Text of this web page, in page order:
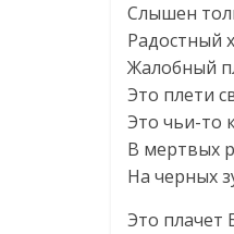
Слышен
Радостный
Жалобный
Это плети
Это чьи-то
В мертвых
Hа черных
Это плачет